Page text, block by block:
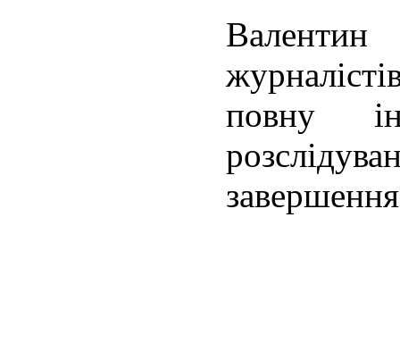
повну